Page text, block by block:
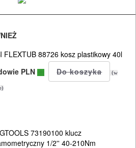
FLEXTUB 88726 kosz plastikowy 40l
PLN
(w
73190100 klucz
1/2'' 40-210Nm